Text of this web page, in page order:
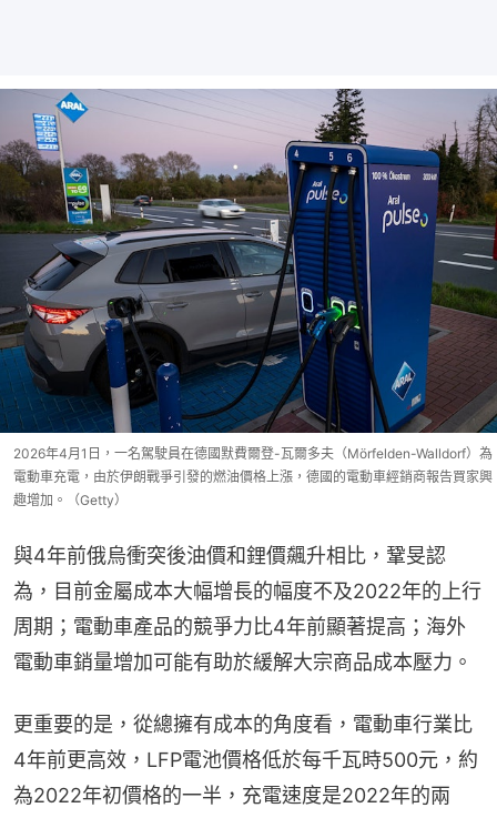
2026年4月1日，一名駕駛員在德國默費爾登-瓦爾多夫（Mörfelden-Walldorf）為
電動車充電，由於伊朗戰爭引發的燃油價格上漲，德國的電動車經銷商報告買家興
趣增加。（Getty）
與4年前俄烏衝突後油價和鋰價飆升相比，鞏旻認
為，目前金屬成本大幅增長的幅度不及2022年的上行
周期；電動車產品的競爭力比4年前顯著提高；海外
電動車銷量增加可能有助於緩解大宗商品成本壓力。
更重要的是，從總擁有成本的角度看，電動車行業比
4年前更高效，LFP電池價格低於每千瓦時500元，約
為2022年初價格的一半，充電速度是2022年的兩